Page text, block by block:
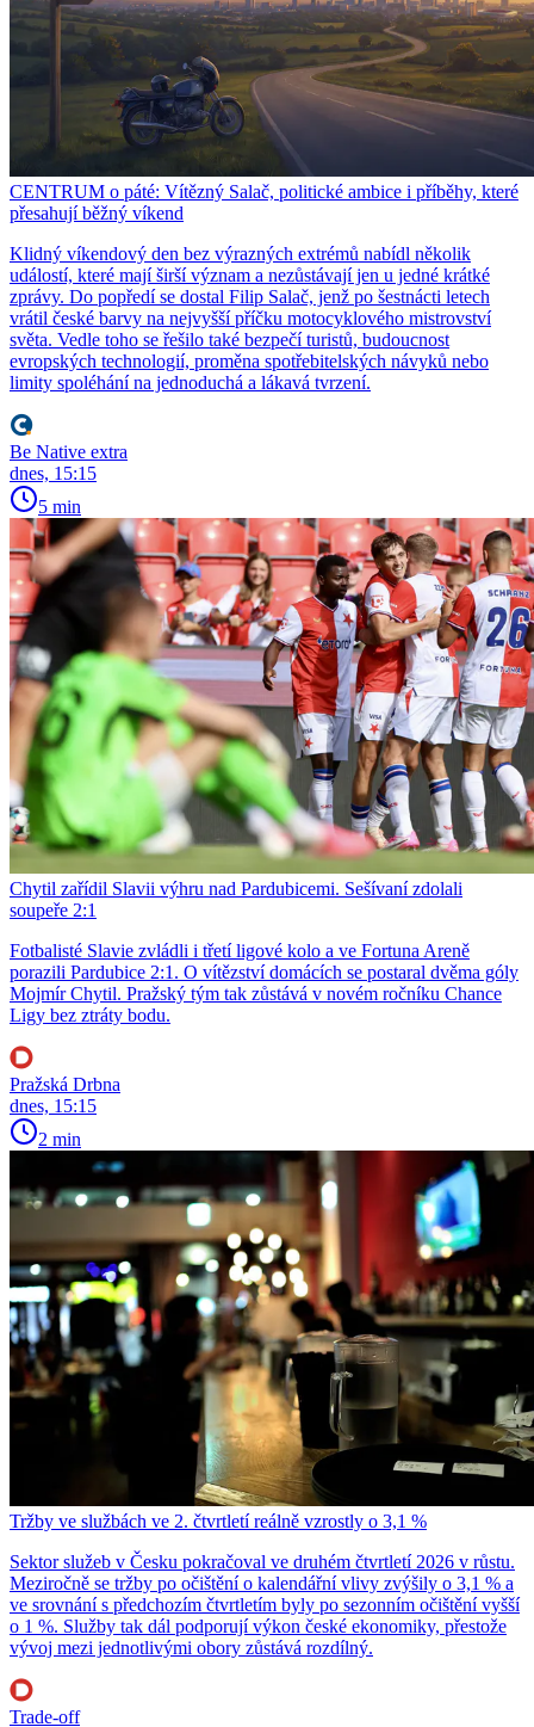
CENTRUM o páté: Vítězný Salač, politické ambice i příběhy, které
přesahují běžný víkend
Klidný víkendový den bez výrazných extrémů nabídl několik
událostí, které mají širší význam a nezůstávají jen u jedné krátké
zprávy. Do popředí se dostal Filip Salač, jenž po šestnácti letech
vrátil české barvy na nejvyšší příčku motocyklového mistrovství
světa. Vedle toho se řešilo také bezpečí turistů, budoucnost
evropských technologií, proměna spotřebitelských návyků nebo
limity spoléhání na jednoduchá a lákavá tvrzení.
Be Native extra
dnes, 15:15
5 min
Chytil zařídil Slavii výhru nad Pardubicemi. Sešívaní zdolali
soupeře 2:1
Fotbalisté Slavie zvládli i třetí ligové kolo a ve Fortuna Areně
porazili Pardubice 2:1. O vítězství domácích se postaral dvěma góly
Mojmír Chytil. Pražský tým tak zůstává v novém ročníku Chance
Ligy bez ztráty bodu.
Pražská Drbna
dnes, 15:15
2 min
Tržby ve službách ve 2. čtvrtletí reálně vzrostly o 3,1 %
Sektor služeb v Česku pokračoval ve druhém čtvrtletí 2026 v růstu.
Meziročně se tržby po očištění o kalendářní vlivy zvýšily o 3,1 % a
ve srovnání s předchozím čtvrtletím byly po sezonním očištění vyšší
o 1 %. Služby tak dál podporují výkon české ekonomiky, přestože
vývoj mezi jednotlivými obory zůstává rozdílný.
Trade-off